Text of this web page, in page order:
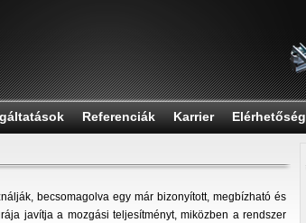
Referenciák Karrier Elérhetőség
becsomagolva egy már bizonyított, megbízható és
javítja a mozgási teljesítményt, miközben a rendszer